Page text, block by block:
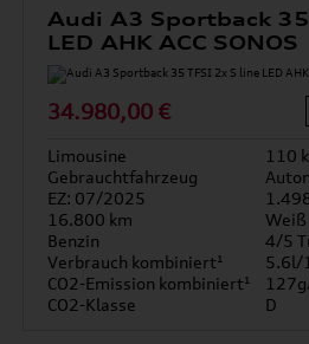
Audi A3 Sportback
LED AHK ACC SONOS
34.980,00 €
Limousine
110
Gebrauchtfahrzeug
EZ: 07/2025
16.800 km
Weiß
Benzin
4/5
Verbrauch kombiniert¹
5.6l/
CO2-Emission kombiniert¹
CO2-Klasse
D